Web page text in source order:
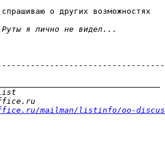
о других возможностях
mailman/listinfo/oo-